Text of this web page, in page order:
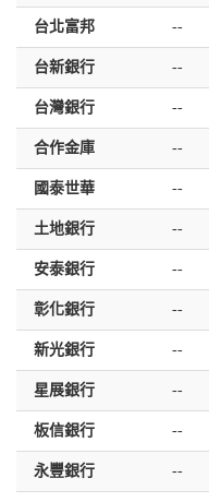
台北富邦 --
台新銀行 --
台灣銀行 --
合作金庫 --
國泰世華 --
土地銀行 --
安泰銀行 --
彰化銀行 --
新光銀行 --
星展銀行 --
板信銀行 --
永豐銀行 --